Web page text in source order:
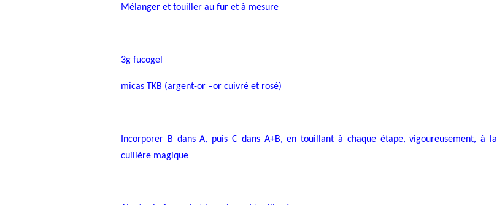
Mélanger et touiller au fur et à mesure
3g fucogel
micas TKB (argent-or –or cuivré et rosé)
Incorporer B dans A, puis C dans A+B, en touillant à chaque étape, vigoureusement, à la
cuillère magique